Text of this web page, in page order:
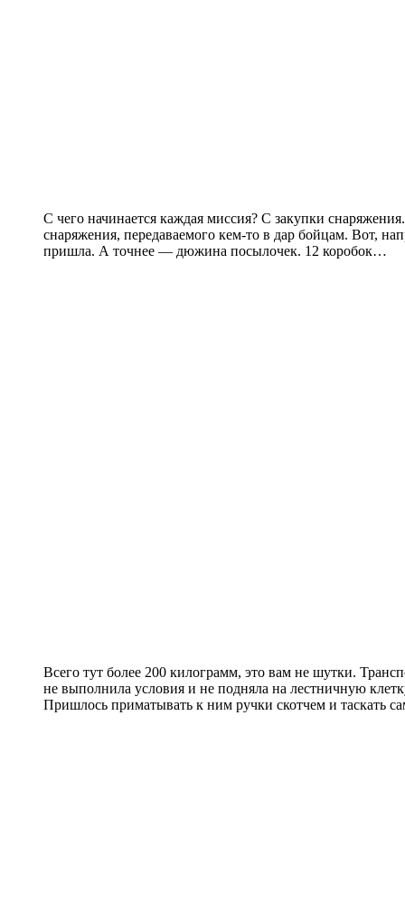
С чего начинается каждая миссия? С закупки
снаряжения, передаваемого кем-то в дар бойцам. Вот,
пришла. А точнее — дюжина посылочек. 12 коробок…
Всего тут более 200 килограмм, это вам не шутки.
не выполнила условия и не подняла на лестничную
Пришлось приматывать к ним ручки скотчем и таскать